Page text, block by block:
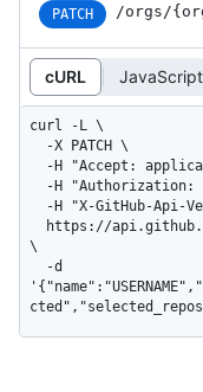
PATCH /orgs /
cURL JavaScript
curl -L \
\